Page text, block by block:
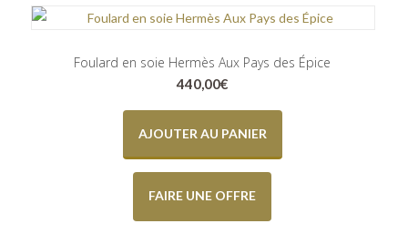
Foulard en soie Hermès Aux Pays des Épice
440,00€
AJOUTER AU PANIER
FAIRE UNE OFFRE